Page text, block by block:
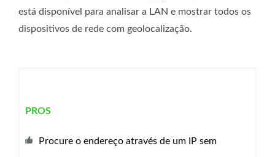
está disponível para analisar a LAN e mostrar todos os
dispositivos de rede com geolocalização.
PROS
Procure o endereço através de um IP sem